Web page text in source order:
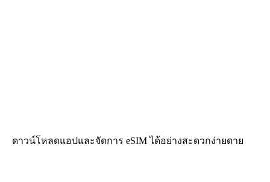
ดาวน์โหลดแอปและจัดการ eSIM ได้อย่างสะดวกง่ายดาย